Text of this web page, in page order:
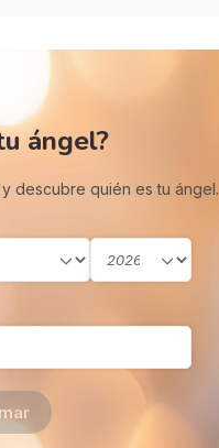
ángel?
descubre quién es tu ángel.